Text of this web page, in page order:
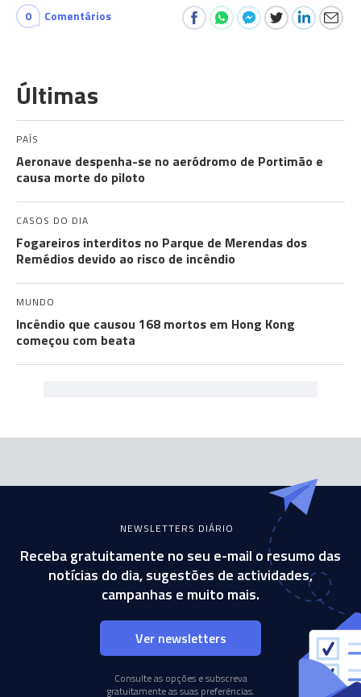
0 Comentários
Últimas
PAÍS
Aeronave despenha-se no aeródromo de Portimão e
causa morte do piloto
CASOS DO DIA
Fogareiros interditos no Parque de Merendas dos
Remédios devido ao risco de incêndio
MUNDO
Incêndio que causou 168 mortos em Hong Kong
começou com beata
NEWSLETTERS DIÁRIO
Receba gratuitamente no seu e-mail o resumo das
notícias do dia, sugestões de actividades,
campanhas e muito mais.
Ver newsletters
Consulte as opções e subscreva
gratuitamente as suas preferências.